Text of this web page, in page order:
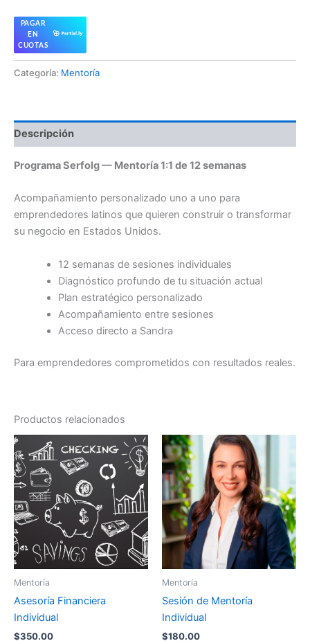
PAGAR
EN
CUOTAS
Categoría: Mentoría
Descripción
Programa Serfolg — Mentoría 1:1 de 12 semanas
Acompañamiento personalizado uno a uno para
emprendedores latinos que quieren construir o transformar
su negocio en Estados Unidos.
12 semanas de sesiones individuales
Diagnóstico profundo de tu situación actual
Plan estratégico personalizado
Acompañamiento entre sesiones
Acceso directo a Sandra
Para emprendedores comprometidos con resultados reales.
Productos relacionados
Mentoría
Asesoría Financiera
Individual
$350.00
Mentoría
Sesión de Mentoría
Individual
$180.00